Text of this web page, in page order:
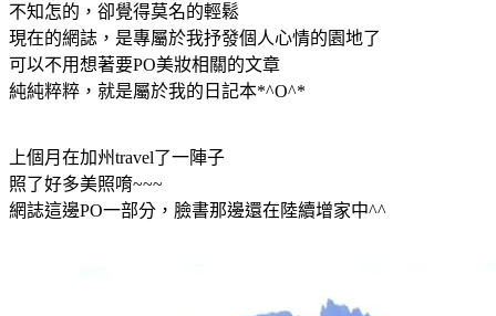
不知怎的，卻覺得莫名的輕鬆
現在的網誌，是專屬於我抒發個人心情的園地了
可以不用想著要PO美妝相關的文章
純純粹粹，就是屬於我的日記本*^O^*
上個月在加州travel了一陣子
照了好多美照唷~~~
網誌這邊PO一部分，臉書那邊還在陸續增家中^^